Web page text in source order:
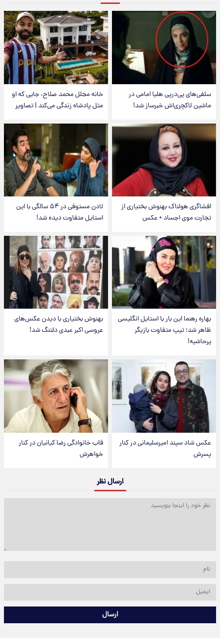
سلفی‌های پی‌درپی هلیا امامی در
ماشین لاکچری‌اش خبرساز شد!
خانه مجلل محمد صلاح، جایی که او
مثل پادشاه زندگی می‌کند | تصاویر
افشاگری هولناک بهنوش بختیاری از
تجارت موی اجساد + عکس
لادن مستوفی در ۵۴ سالگی با این
استایل متفاوت دیده شد!
بهاره رهنما این بار با استایل انگلیسی
ظاهر شد؛ تیپ متفاوت بازیگر
پرحاشیه!
بهنوش بختیاری با دیدن عکس‌های
عروسی اکبر عبدی دلتنگ شد!
عکس شاد سپند امیرسلیمانی در کنار
پسرش
قاب خانوادگی رضا کیانیان در کنار
خواهرش
ارسال نظر
ارسال